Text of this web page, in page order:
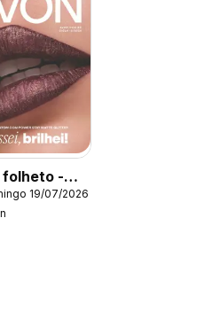
folheto -
12
19/07/2026